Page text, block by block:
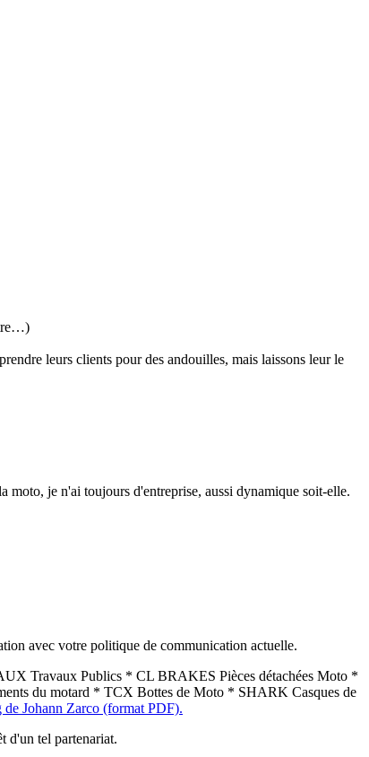
leurs clients pour des andouilles, mais laissons leur le
je n'ai toujours d'entreprise, aussi dynamique soit-elle.
avec votre politique de communication actuelle.
Travaux Publics * CL BRAKES Pièces détachées Moto *
du motard * TCX Bottes de Moto * SHARK Casques de
Johann Zarco (format PDF).
d'un tel partenariat.